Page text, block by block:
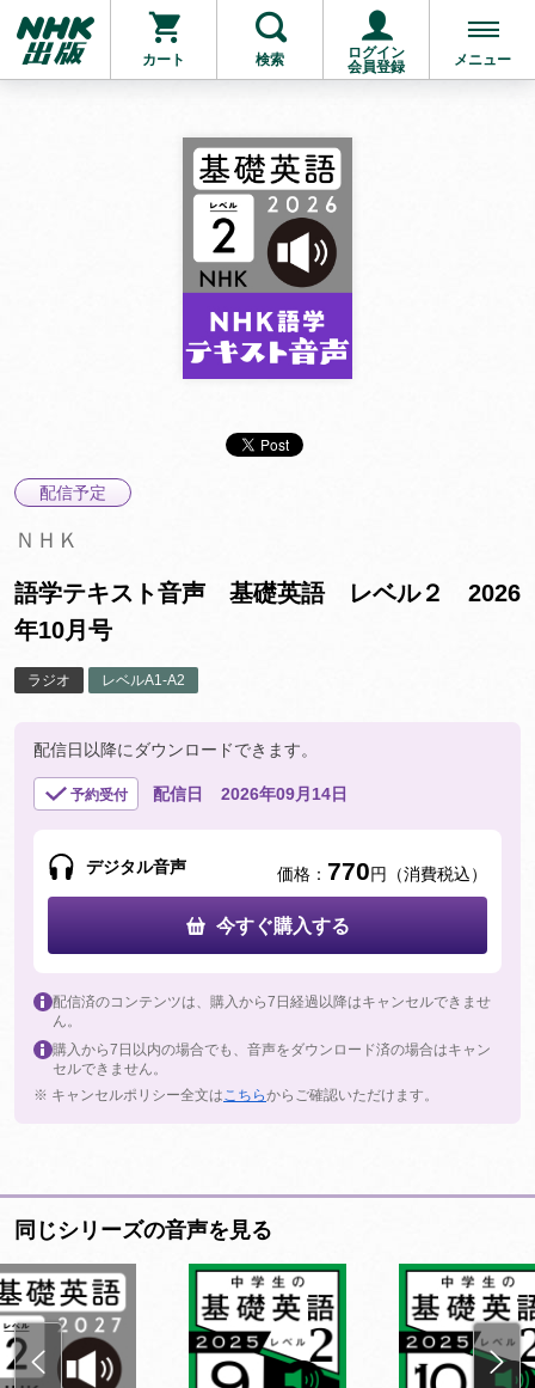
カート 検索
ログイン
会員登録
メニュー
配信予定
ＮＨＫ
語学テキスト音声 基礎英語 レベル２ 2026
年10月号
ラジオ レベルA1-A2
配信日以降にダウンロードできます。
予約受付 配信日 2026年09月14日
デジタル音声 価格： 770円（消費税込）
今すぐ購入する
配信済のコンテンツは、購入から7日経過以降はキャンセルできませ
ん。
購入から7日以内の場合でも、音声をダウンロード済の場合はキャン
セルできません。
※ キャンセルポリシー全文はこちらからご確認いただけます。
同じシリーズの音声を見る